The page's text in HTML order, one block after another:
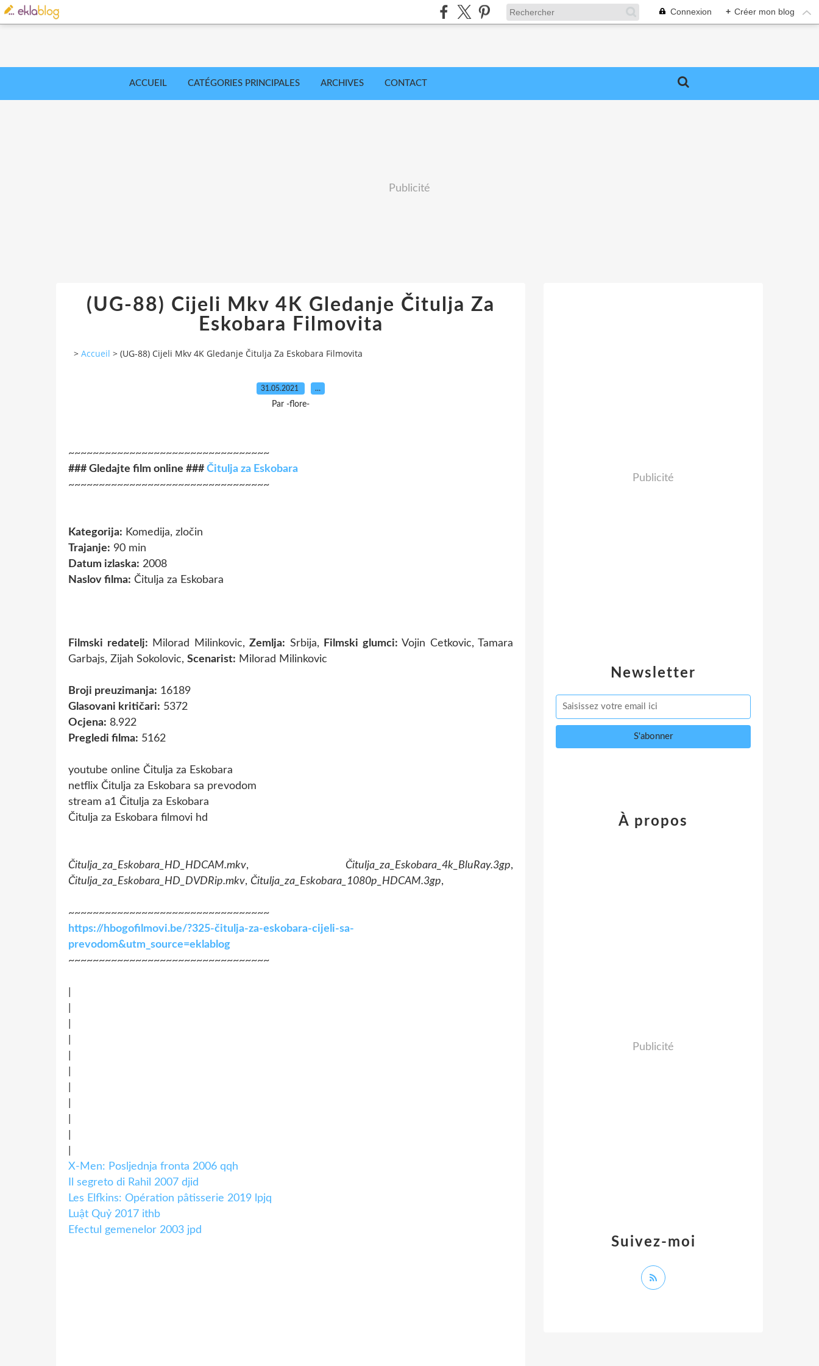
Connexion + Créer mon blog
ACCUEIL CATÉGORIES PRINCIPALES ARCHIVES CONTACT
Publicité
(UG-88) Cijeli Mkv 4K Gledanje Čitulja Za
Eskobara Filmovita
> Accueil > (UG-88) Cijeli Mkv 4K Gledanje Čitulja Za Eskobara Filmovita
31.05.2021 …
Par -flore-
~~~~~~~~~~~~~~~~~~~~~~~~~~~~~~~~~
### Gledajte film online ### Čitulja za Eskobara
~~~~~~~~~~~~~~~~~~~~~~~~~~~~~~~~~
Kategorija: Komedija, zločin
Trajanje: 90 min
Datum izlaska: 2008
Naslov filma: Čitulja za Eskobara
Filmski redatelj: Milorad Milinkovic, Zemlja: Srbija, Filmski glumci: Vojin Cetkovic, Tamara
Garbajs, Zijah Sokolovic, Scenarist: Milorad Milinkovic
Broji preuzimanja: 16189
Glasovani kritičari: 5372
Ocjena: 8.922
Pregledi filma: 5162
youtube online Čitulja za Eskobara
netflix Čitulja za Eskobara sa prevodom
stream a1 Čitulja za Eskobara
Čitulja za Eskobara filmovi hd
Čitulja_za_Eskobara_HD_HDCAM.mkv, Čitulja_za_Eskobara_4k_BluRay.3gp,
Čitulja_za_Eskobara_HD_DVDRip.mkv, Čitulja_za_Eskobara_1080p_HDCAM.3gp,
~~~~~~~~~~~~~~~~~~~~~~~~~~~~~~~~~
https://hbogofilmovi.be/?325-čitulja-za-eskobara-cijeli-sa-
prevodom&utm_source=eklablog
~~~~~~~~~~~~~~~~~~~~~~~~~~~~~~~~~
X-Men: Posljednja fronta 2006 qqh
Il segreto di Rahil 2007 djid
Les Elfkins: Opération pâtisserie 2019 lpjq
Luật Quỷ 2017 ithb
Efectul gemenelor 2003 jpd
Newsletter
Publicité
Suivez-moi
À propos
Publicité